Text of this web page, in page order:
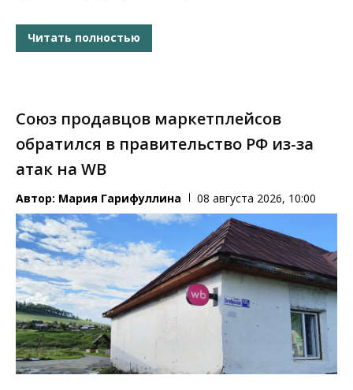
Читать полностью
Союз продавцов маркетплейсов
обратился в правительство РФ из-за
атак на WB
Автор: Мария Гарифуллина 08 августа 2026, 10:00